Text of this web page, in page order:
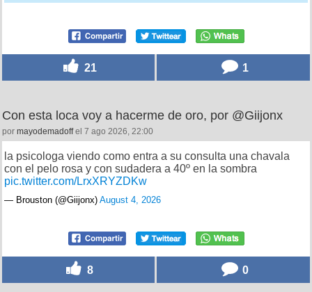
21 1
Con esta loca voy a hacerme de oro, por @Giijonx
por mayodemadoffel 7 ago 2026, 22:00
la psicologa viendo como entra a su consulta una chavala
con el pelo rosa y con sudadera a 40º en la sombra
pic.twitter.com/LrxXRYZDKw
— Brouston (@Giijonx) August 4, 2026
8 0